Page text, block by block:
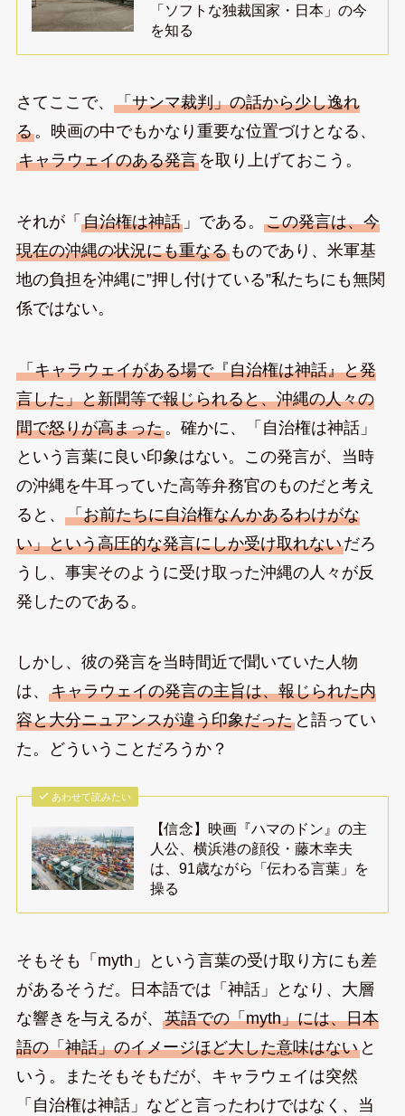
「ソフトな独裁国家・日本」の今
を知る
さてここで、 「サンマ裁判」の話から少し逸れ
る。映画の中でもかなり重要な位置づけとなる、
キャラウェイのある発言を取り上げておこう。
それが「 自治権は神話」である。 この発言は、今
現在の沖縄の状況にも重なるものであり、米軍基
地の負担を沖縄に”押し付けている”私たちにも無関
係ではない。
「キャラウェイがある場で『自治権は神話』と発
言した」と新聞等で報じられると、沖縄の人々の
間で怒りが高まった。確かに、「自治権は神話」
という言葉に良い印象はない。この発言が、当時
の沖縄を牛耳っていた高等弁務官のものだと考え
ると、 「お前たちに自治権なんかあるわけがな
い」という高圧的な発言にしか受け取れないだろ
うし、事実そのように受け取った沖縄の人々が反
発したのである。
しかし、彼の発言を当時間近で聞いていた人物
は、 キャラウェイの発言の主旨は、報じられた内
容と大分ニュアンスが違う印象だったと語ってい
た。どういうことだろうか？
あわせて読みたい
【信念】映画『ハマのドン』の主
人公、横浜港の顔役・藤木幸夫
は、91歳ながら「伝わる言葉」を
操る
そもそも「myth」という言葉の受け取り方にも差
があるそうだ。日本語では「神話」となり、大層
な響きを与えるが、 英語での「myth」には、日本
語の「神話」のイメージほど大した意味はないと
いう。またそもそもだが、キャラウェイは突然
「自治権は神話」などと言ったわけではなく、当